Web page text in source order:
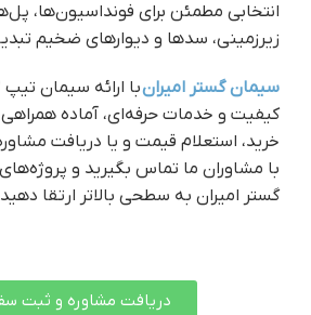
انتخابی مطمئن برای فونداسیون‌ها،
زیرزمینی، سدها و دیوارهای ضخیم
سیمان گستر امیران
کیفیت و خدمات حرفه‌ای، آماده
خرید، استعلام قیمت و یا دریافت
با مشاوران ما تماس بگیرید و
گستر امیران به سطحی بالاتر ارتقا
دریافت مشاوره و ثبت